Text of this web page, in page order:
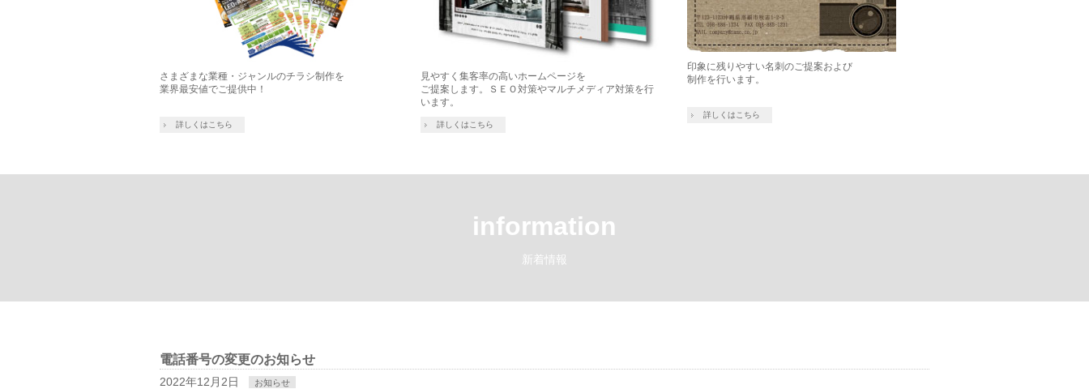
さまざまな業種・ジャンルのチラシ制作を
業界最安値でご提供中！
詳しくはこちら
見やすく集客率の高いホームページを
ご提案します。ＳＥＯ対策やマルチメディア対策を行
います。
詳しくはこちら
印象に残りやすい名刺のご提案および
制作を行います。
詳しくはこちら
information
新着情報
電話番号の変更のお知らせ
2022年12月2日 お知らせ